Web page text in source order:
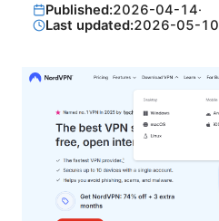
Published:2026-04-14·
Last updated:2026-05-10